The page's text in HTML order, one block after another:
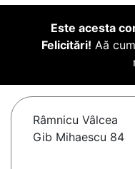
Este acesta
Felicitări! Aă
Râmnicu Vâlcea
Gib Mihaescu 84